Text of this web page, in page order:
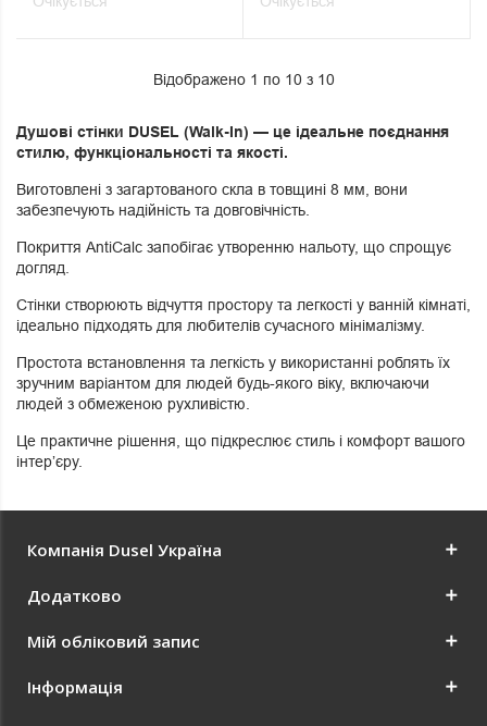
Відображено 1 по 10 з 10
Душові стінки DUSEL (Walk-In) — це ідеальне поєднання
стилю, функціональності та якості.
Виготовлені з загартованого скла в товщині 8 мм, вони
забезпечують надійність та довговічність.
Покриття AntiCalc запобігає утворенню нальоту, що спрощує
догляд.
Стінки створюють відчуття простору та легкості у ванній кімнаті,
ідеально підходять для любителів сучасного мінімалізму.
Простота встановлення та легкість у використанні роблять їх
зручним варіантом для людей будь-якого віку, включаючи
людей з обмеженою рухливістю.
Це практичне рішення, що підкреслює стиль і комфорт вашого
інтер’єру.
Компанія Dusel Україна
Додатково
Мій обліковий запис
Інформація